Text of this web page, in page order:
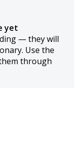
yet
— they will
Use the
through